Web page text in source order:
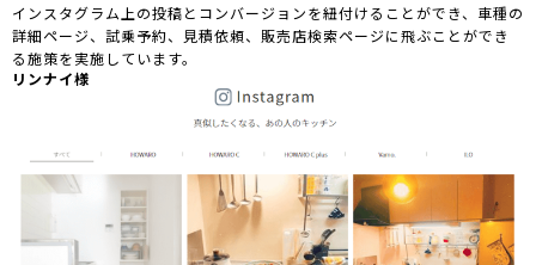
インスタグラム上の投稿とコンバージョンを紐付けることができ、車種の
詳細ページ、試乗予約、見積依頼、販売店検索ページに飛ぶことができ
る施策を実施しています。
リンナイ様